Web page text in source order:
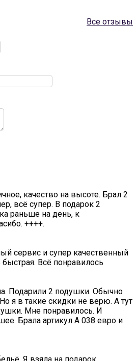
Все отзывы
качество на высоте. Брал 2
всё супер. В подарок 2
раньше на день, к
++++.
сервис и супер качественный
Всё понравилось
Подарили 2 подушки. Обычно
я в такие скидки не верю. А тут
Мне понравилось. И
Брала артикул А 038 евро и